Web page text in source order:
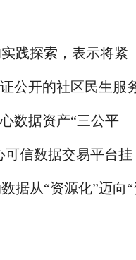
践探索，表示将紧
公开的社区民生服
数据资产“三公平
可信数据交易平台挂
据从“资源化”迈向“